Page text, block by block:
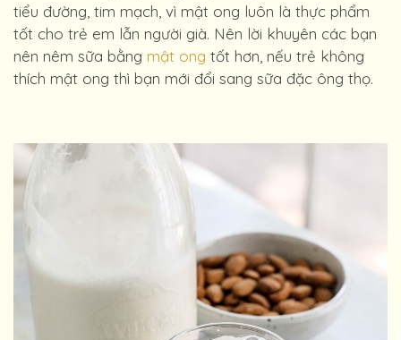
tiểu đường, tim mạch, vì mật ong luôn là thực phẩm
tốt cho trẻ em lẫn người già. Nên lời khuyên các bạn
nên nêm sữa bằng mật ong tốt hơn, nếu trẻ không
thích mật ong thì bạn mới đổi sang sữa đặc ông thọ.